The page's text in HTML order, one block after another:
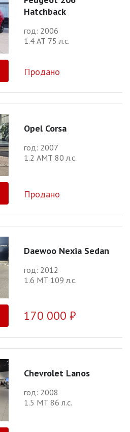
Hatchback
год: 2006
1.4 АТ 75 л.с.
Продано
Opel Corsa
год: 2007
1.2 АМТ 80 л.с.
Продано
Daewoo Nexia Sedan
год: 2012
1.6 МТ 109 л.с.
170 000 ₽
Chevrolet Lanos
год: 2008
1.5 МТ 86 л.с.